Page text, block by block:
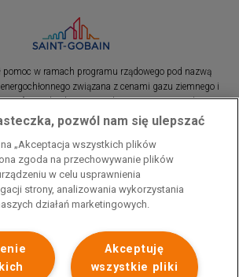
pomoc w ramach programu rządowego pod nazwą
związana z cenami gazu ziemnego i
r.”. Przedsiębiorca uzyskał pomoc w ramach
nazwą: „Pomoc dla sektorów energochłonnych
cen gazu ziemnego i energii elektrycznej w
pozwól nam się ulepszać
„Akceptacja wszystkich plików
zgoda na przechowywanie plików
w celu usprawnienia
strony, analizowania wykorzystania
działań marketingowych.
Akceptuję
wszystkie pliki